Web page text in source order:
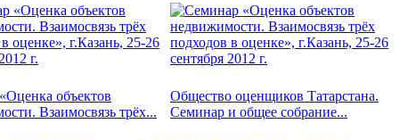
объектов
Взаимосвязь трёх...
Общество оценщиков Татарстана.
Семинар и общее собрание...